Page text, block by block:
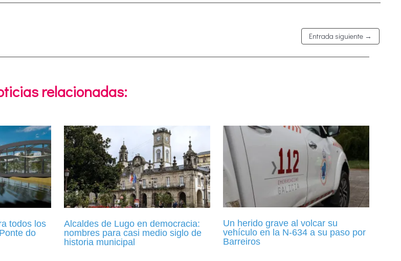
Entrada siguiente →
relacionadas:
todos los
do
Alcaldes de Lugo en democracia:
nombres para casi medio siglo de
historia municipal
Un herido grave al volcar su
vehículo en la N-634 a su paso por
Barreiros